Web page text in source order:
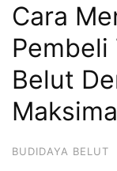
Cara
Pembeli
Belut
BUDIDAYA BELUT